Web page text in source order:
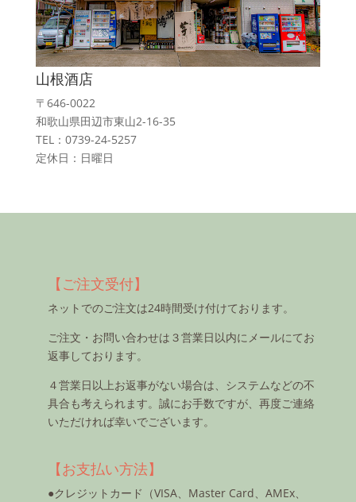
山根酒店
〒646-0022
和歌山県田辺市東山2-16-35
TEL：0739-24-5257
定休日：日曜日
【ご注文受付】
ネットでのご注文は24時間受け付けております。
ご注文・お問い合わせは３営業日以内にメールにてお
返事しております。
４営業日以上お返事がない場合は、システムなどの不
具合も考えられます。誠にお手数ですが、再度ご連絡
いただければ幸いでございます。
【お支払い方法】
●クレジットカード（VISA、Master Card、AMEx、